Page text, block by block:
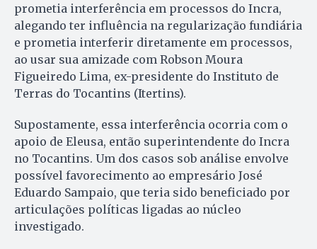
prometia interferência em processos do Incra,
alegando ter influência na regularização fundiária
e prometia interferir diretamente em processos,
ao usar sua amizade com Robson Moura
Figueiredo Lima, ex-presidente do Instituto de
Terras do Tocantins (Itertins).
Supostamente, essa interferência ocorria com o
apoio de Eleusa, então superintendente do Incra
no Tocantins. Um dos casos sob análise envolve
possível favorecimento ao empresário José
Eduardo Sampaio, que teria sido beneficiado por
articulações políticas ligadas ao núcleo
investigado.